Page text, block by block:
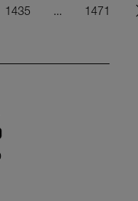
1435 ... 1471